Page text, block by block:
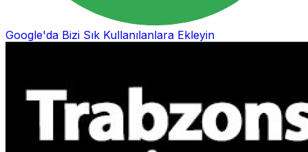
Google'da Bizi Sık Kullanılanlara Ekleyin